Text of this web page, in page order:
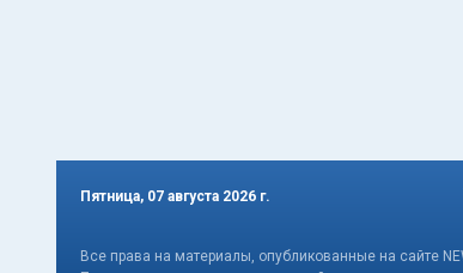
Пятница, 07 августа 2026 г.
Все права на материалы, опубликованные на сайте